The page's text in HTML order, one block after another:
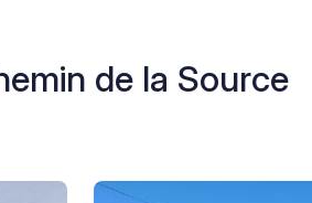
de la Source